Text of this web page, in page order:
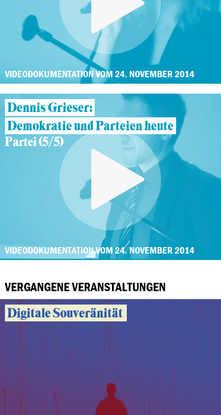
VIDEODOKUMENTATION VOM 24. NOVEMBER 2014
Dennis Grieser:
Demokratie und Parteien heute
Partei (5/5)
VIDEODOKUMENTATION VOM 24. NOVEMBER 2014
VERGANGENE VERANSTALTUNGEN
Digitale Souveränität